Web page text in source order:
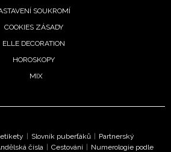
zejména k organizaci a
novinek.
i další zajímavé a exkluzivní
partnerů? Pokud souhlasíte se
SOUKROMÍ
COOKIES ZÁSADY
ELLE DECORATION
HOROSKOPY
MIX
etikety Slovník puberťáků
Partnerský
čísla Cestování
Numerologie podle